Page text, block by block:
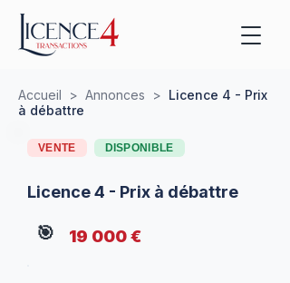
Accueil > Annonces > Licence 4 - Prix
à débattre
VENTE DISPONIBLE
Licence 4 - Prix à débattre
🎯 19 000 €